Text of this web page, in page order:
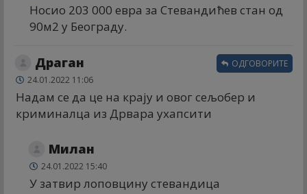
Носио 203 000 евра за Стевандићев стан од
90м2 у Београду.
Драган
24.01.2022 11:06
Надам се да це на крају и овог сељобер и
криминалца из Дрвара ухапсити
ОДГОВОРИТЕ
Милан
24.01.2022 15:40
У затвир лоповцину стевандица